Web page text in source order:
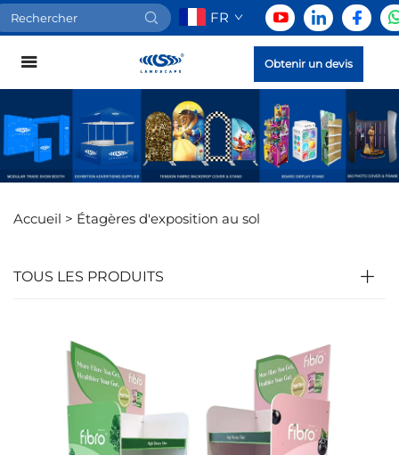
FR
Obtenir un devis
Accueil > Étagères d'exposition au sol
TOUS LES PRODUITS